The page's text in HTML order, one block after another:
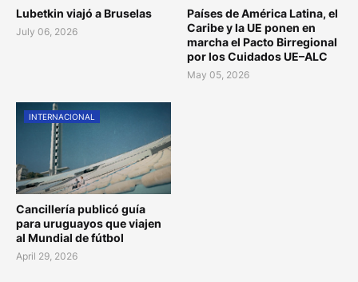
Lubetkin viajó a Bruselas
July 06, 2026
Países de América Latina, el
Caribe y la UE ponen en
marcha el Pacto Birregional
por los Cuidados UE–ALC
May 05, 2026
INTERNACIONAL
Cancillería publicó guía
para uruguayos que viajen
al Mundial de fútbol
April 29, 2026